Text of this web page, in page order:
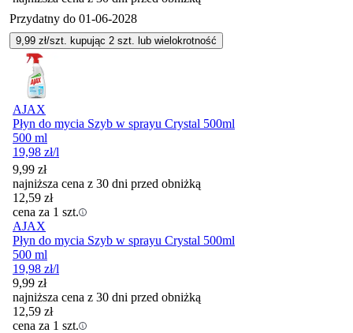
Przydatny do 01-06-2028
9,99 zł/szt. kupując 2 szt. lub wielokrotność
AJAX
Płyn do mycia Szyb w sprayu Crystal 500ml
500 ml
19,98 zł/l
9,99 zł
najniższa cena z 30 dni przed obniżką
12,59 zł
cena za 1 szt.
AJAX
Płyn do mycia Szyb w sprayu Crystal 500ml
500 ml
19,98 zł/l
9,99 zł
najniższa cena z 30 dni przed obniżką
12,59 zł
cena za 1 szt.